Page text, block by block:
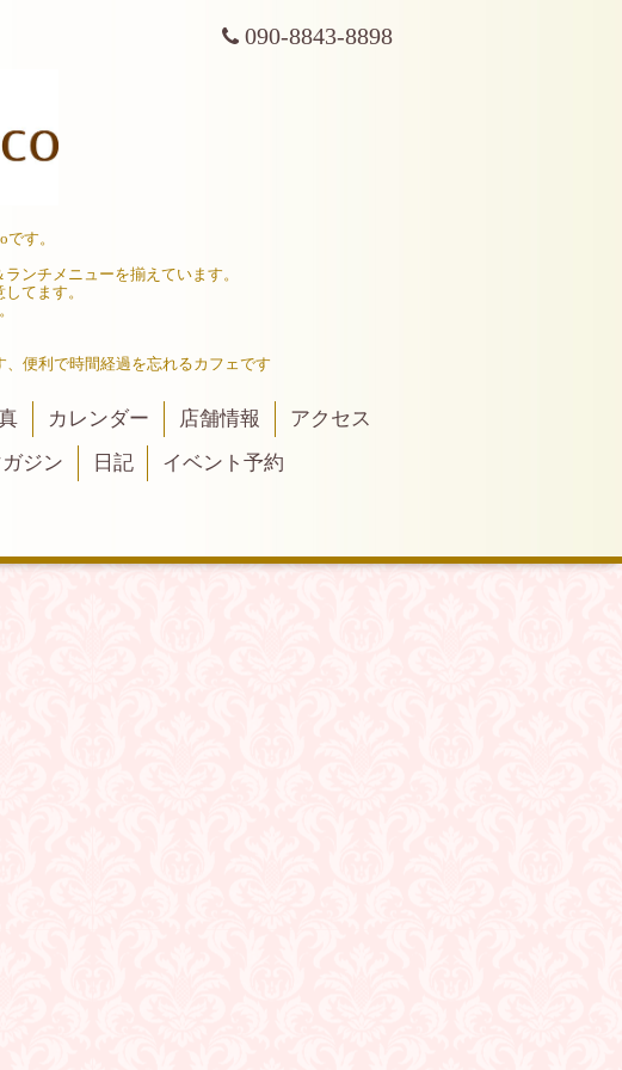
090-8843-8898
す。
ンチメニューを揃えています。
てます。
便利で時間経過を忘れるカフェです
カレンダー 店舗情報
アクセス
ジン 日記
イベント予約